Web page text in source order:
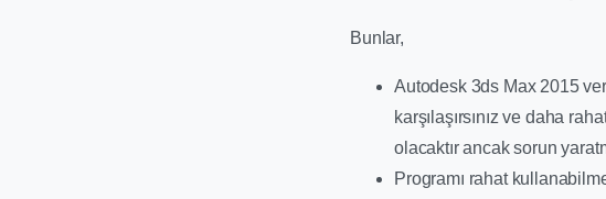
Bunlar,
Autodesk 3ds Max 2015
karşılaşırsınız ve daha
olacaktır ancak sorun
Programı rahat